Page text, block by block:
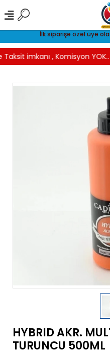
İlk siparişe özel üye
imkanı , Komisyon YOK..
HYBRID AKR.
TURUNCU 500ML